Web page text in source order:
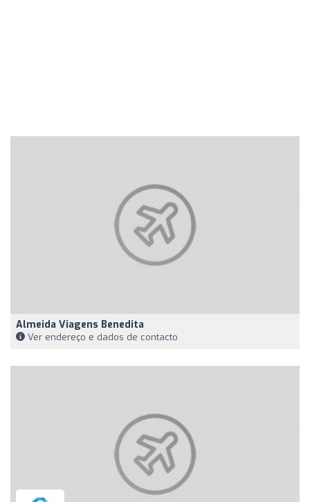
Almeida Viagens Benedita
Ver endereço e dados de contacto